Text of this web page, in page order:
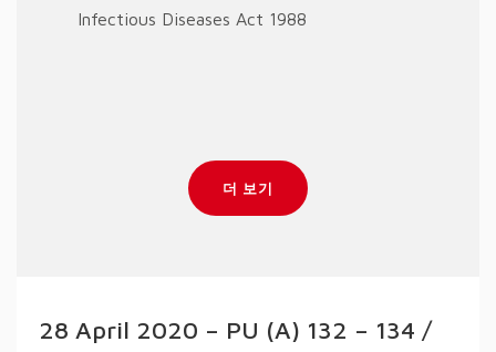
Infectious Diseases Act 1988
더 보기
28 April 2020 – PU (A) 132 – 134 /